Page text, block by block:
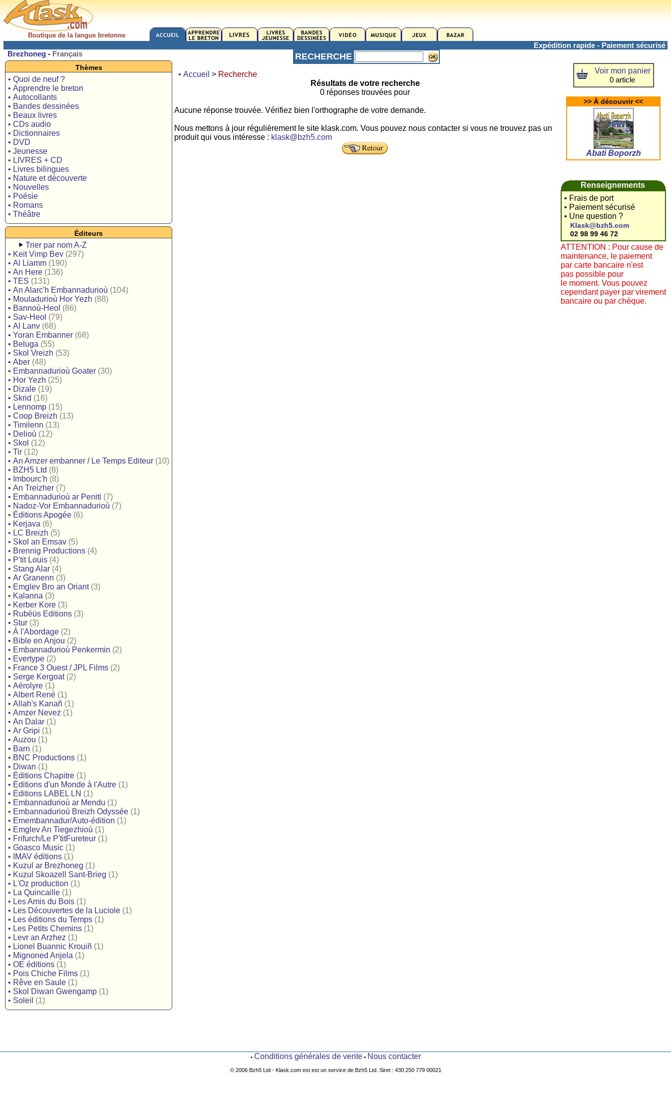
Boutique de la langue bretonne
Expédition rapide - Paiement sécurisé
Brezhoneg - Français
Thèmes
• Quoi de neuf ?
• Apprendre le breton
• Autocollants
• Bandes dessinées
• Beaux livres
• CDs audio
• Dictionnaires
• DVD
• Jeunesse
• LIVRES + CD
• Livres bilingues
• Nature et découverte
• Nouvelles
• Poésie
• Romans
• Théâtre
Éditeurs
Trier par nom A-Z
• Keit Vimp Bev (297)
• Al Liamm (190)
• An Here (136)
• TES (131)
• An Alarc'h Embannadurioù (104)
• Mouladurioù Hor Yezh (88)
• Bannoù-Heol (86)
• Sav-Heol (79)
• Al Lanv (68)
• Yoran Embanner (68)
• Beluga (55)
• Skol Vreizh (53)
• Aber (48)
• Embannadurioù Goater (30)
• Hor Yezh (25)
• Dizale (19)
• Skrid (16)
• Lennomp (15)
• Coop Breizh (13)
• Timilenn (13)
• Delioù (12)
• Skol (12)
• Tir (12)
• An Amzer embanner / Le Temps Editeur (10)
• BZH5 Ltd (8)
• Imbourc'h (8)
• An Treizher (7)
• Embannadurioù ar Peniti (7)
• Nadoz-Vor Embannadurioù (7)
• Éditions Apogée (6)
• Kerjava (6)
• LC Breizh (5)
• Skol an Emsav (5)
• Brennig Productions (4)
• P'tit Louis (4)
• Stang Alar (4)
• Ar Granenn (3)
• Emglev Bro an Oriant (3)
• Kalanna (3)
• Kerber Kore (3)
• Rubéüs Editions (3)
• Stur (3)
• À l'Abordage (2)
• Bible en Anjou (2)
• Embannadurioù Penkermin (2)
• Evertype (2)
• France 3 Ouest / JPL Films (2)
• Serge Kergoat (2)
• Aérolyre (1)
• Albert René (1)
• Allah's Kanañ (1)
• Amzer Nevez (1)
• An Dalar (1)
• Ar Gripi (1)
• Auzou (1)
• Barn (1)
• BNC Productions (1)
• Diwan (1)
• Éditions Chapitre (1)
• Éditions d'un Monde à l'Autre (1)
• Éditions LABEL LN (1)
• Embannadurioù ar Mendu (1)
• Embannadurioù Breizh Odyssée (1)
• Emembannadur/Auto-édition (1)
• Emglev An Tiegezhioù (1)
• Frifurch/Le P'titFureteur (1)
• Goasco Music (1)
•
IMAV éditions (1)
• Kuzul ar Brezhoneg (1)
• Kuzul Skoazell Sant-Brieg (1)
• L'Oz production (1)
• La Quincaille (1)
• Les Amis du Bois (1)
• Les Découvertes de la Luciole (1)
• Les éditions du Temps (1)
• Les Petits Chemins (1)
• Levr an Arzhez (1)
• Lionel Buannic Krouiñ (1)
• Mignoned Anjela (1)
• OE éditions (1)
• Pois Chiche Films (1)
• Rêve en Saule (1)
• Skol Diwan Gwengamp (1)
• Soleil (1)
RECHERCHE
• Accueil > Recherche
Résultats de votre recherche
0 réponses trouvées pour
Aucune réponse trouvée. Vérifiez bien l'orthographe de votre demande.
Nous mettons à jour régulièrement le site klask.com. Vous pouvez nous contacter si vous ne trouvez pas un
produit qui vous intéresse : klask@bzh5.com
Voir mon panier
0 article
>> À découvrir <<
Abati Boporzh
Renseignements
• Frais de port
• Paiement sécurisé
• Une question ?
Klask@bzh5.com
02 98 99 46 72
ATTENTION : Pour cause de
maintenance, le paiement
par carte bancaire n'est
pas possible pour
le moment. Vous pouvez
cependant payer par virement
bancaire ou par chèque.
• Conditions générales de vente• Nous contacter
© 2006 Bzh5 Ltd - Klask.com est est un service de Bzh5 Ltd. Siret : 430 250 779 00021